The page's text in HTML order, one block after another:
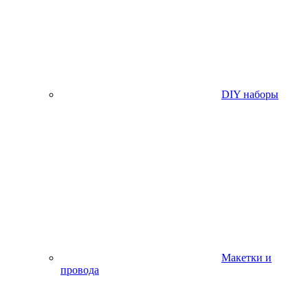
DIY наборы
Макетки и
провода